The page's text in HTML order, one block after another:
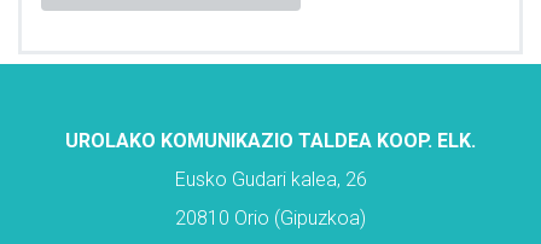
UROLAKO KOMUNIKAZIO TALDEA KOOP. ELK.
Eusko Gudari kalea, 26
20810 Orio (Gipuzkoa)